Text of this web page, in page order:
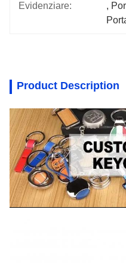
Evidenziare:
,
Product Description